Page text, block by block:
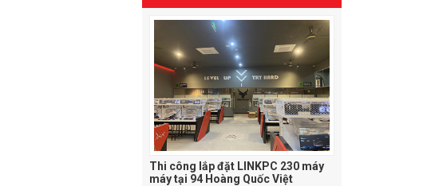
Thi công lắp đặt LINKPC 230 máy
máy tại 94 Hoàng Quốc Việt